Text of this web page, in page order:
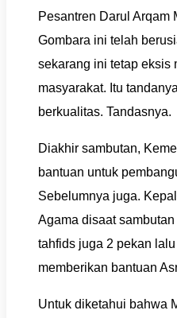
Pesantren Darul Arqam
Gombara ini telah
sekarang ini tetap eksis
masyarakat. Itu
berkualitas. Tandasnya.
Diakhir sambutan,
bantuan untuk
Sebelumnya juga.
Agama disaat
tahfids juga 2 pekan
memberikan bantuan
Untuk diketahui bahwa